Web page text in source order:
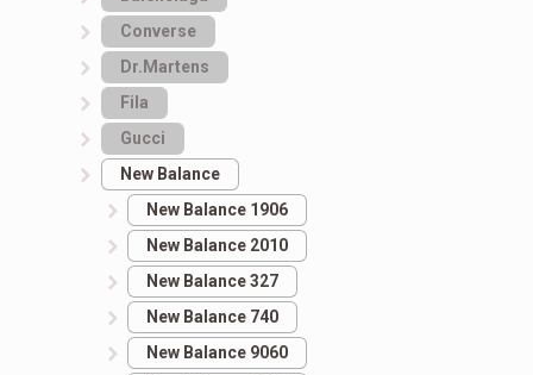
Converse
Dr.Martens
Fila
Gucci
New Balance
New Balance 1906
New Balance 2010
New Balance 327
New Balance 740
New Balance 9060